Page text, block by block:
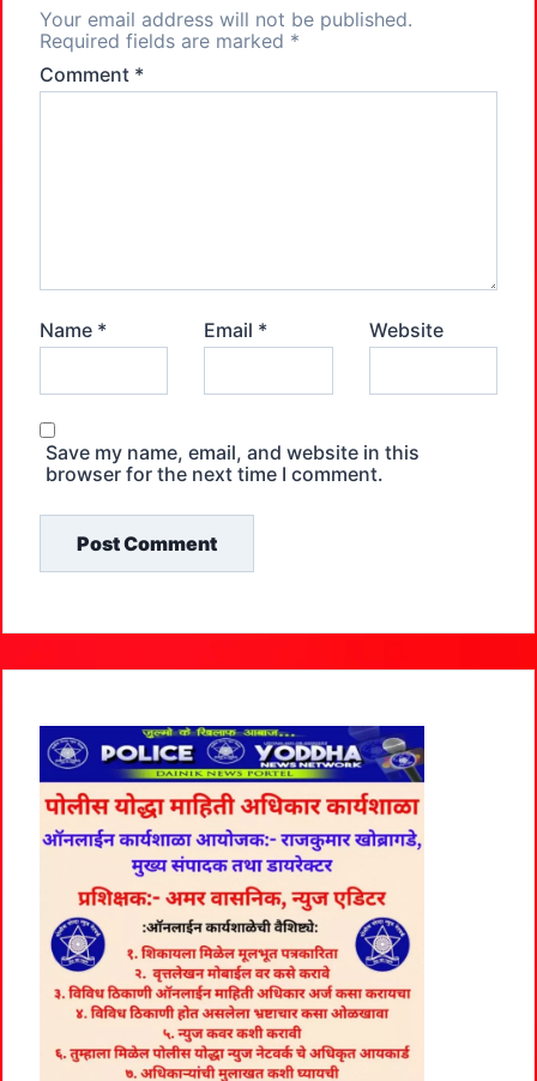
Your email address will not be published.
Required fields are marked *
Comment *
Name * Email * Website
Save my name, email, and website in this
browser for the next time I comment.